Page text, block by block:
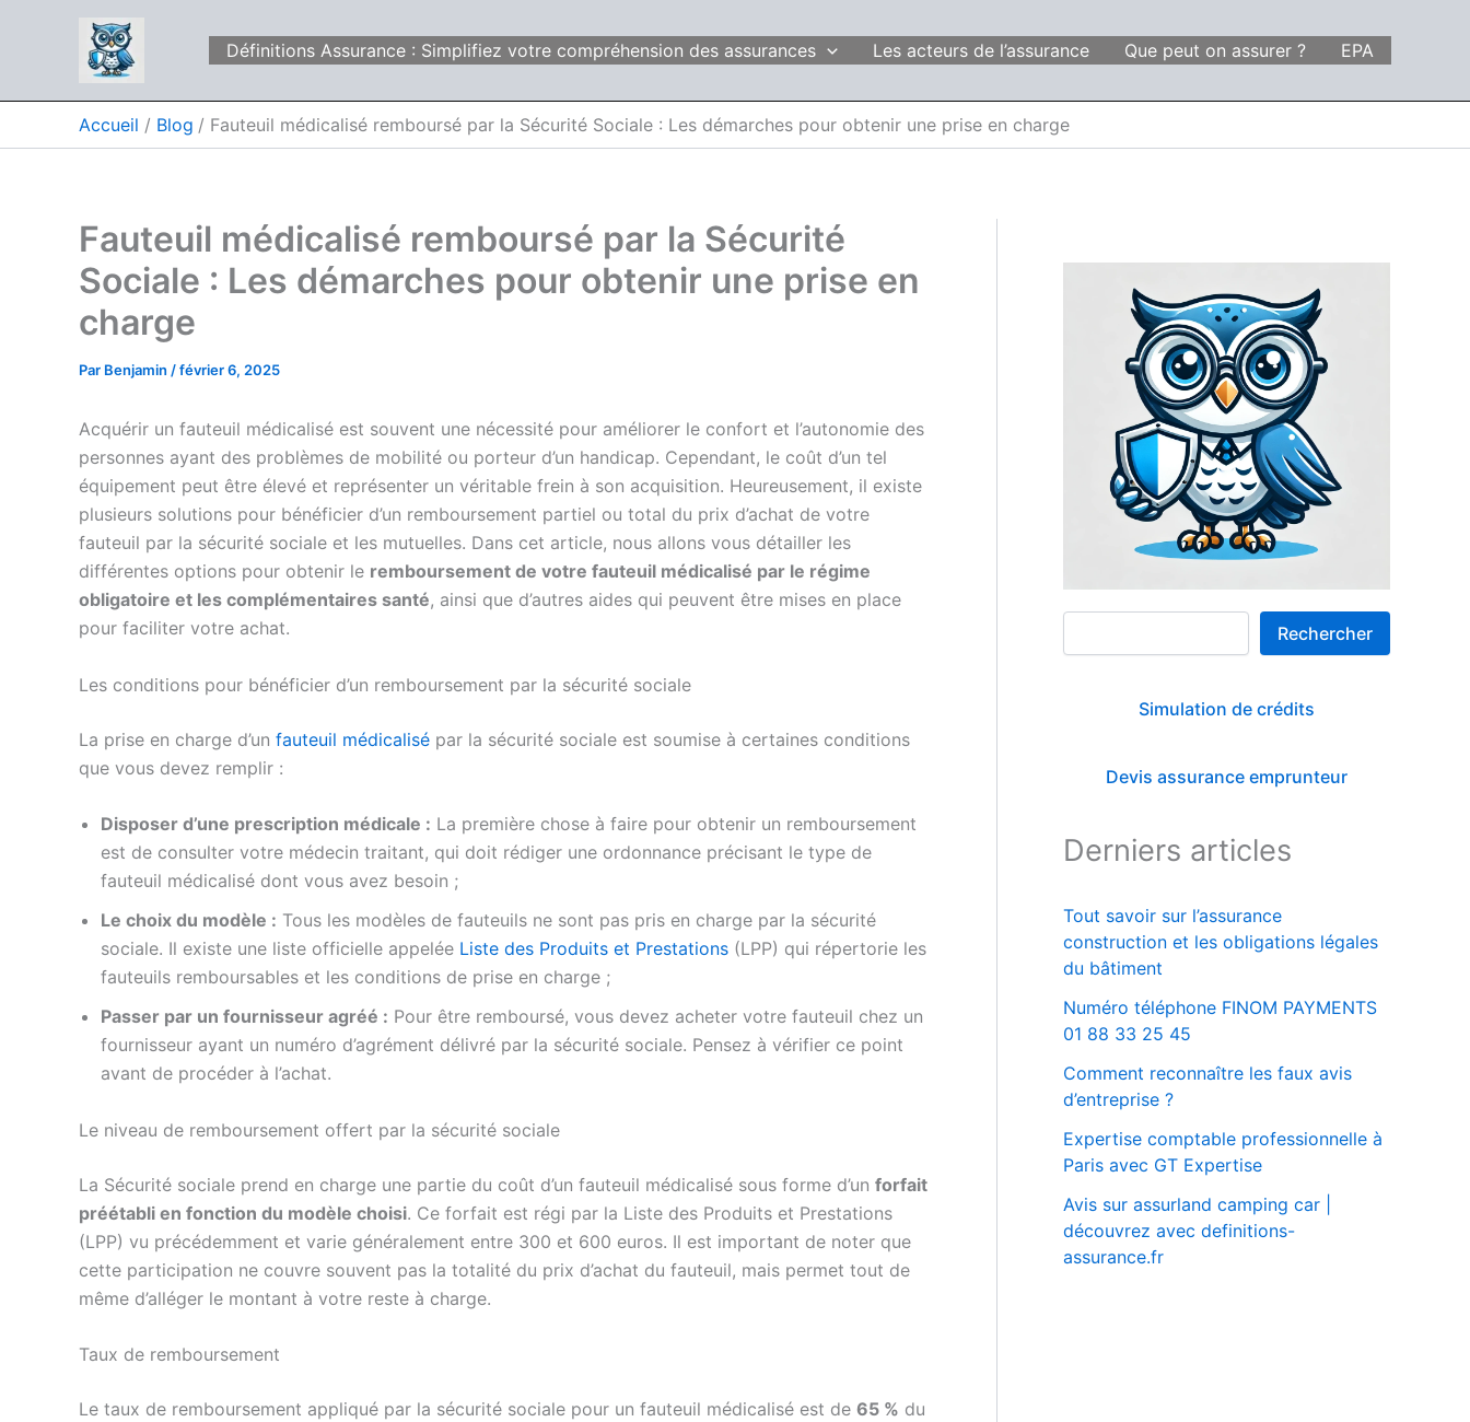
Définitions Assurance : Simplifiez votre compréhension des assurances Les acteurs de l’assurance Que peut on assurer ? EPA
Accueil Blog Fauteuil médicalisé remboursé par la Sécurité Sociale : Les démarches pour obtenir une prise en charge
Fauteuil médicalisé remboursé par la Sécurité
Sociale : Les démarches pour obtenir une prise en
charge
Par Benjamin /février 6, 2025
Acquérir un fauteuil médicalisé est souvent une nécessité pour améliorer le confort et l’autonomie des
personnes ayant des problèmes de mobilité ou porteur d’un handicap. Cependant, le coût d’un tel
équipement peut être élevé et représenter un véritable frein à son acquisition. Heureusement, il existe
plusieurs solutions pour bénéficier d’un remboursement partiel ou total du prix d’achat de votre
fauteuil par la sécurité sociale et les mutuelles. Dans cet article, nous allons vous détailler les
différentes options pour obtenir le remboursement de votre fauteuil médicalisé par le régime
obligatoire et les complémentaires santé, ainsi que d’autres aides qui peuvent être mises en place
pour faciliter votre achat.
Les conditions pour bénéficier d’un remboursement par la sécurité sociale
La prise en charge d’un fauteuil médicalisé par la sécurité sociale est soumise à certaines conditions
que vous devez remplir :
Disposer d’une prescription médicale : La première chose à faire pour obtenir un remboursement
est de consulter votre médecin traitant, qui doit rédiger une ordonnance précisant le type de
fauteuil médicalisé dont vous avez besoin ;
Le choix du modèle : Tous les modèles de fauteuils ne sont pas pris en charge par la sécurité
sociale. Il existe une liste officielle appelée Liste des Produits et Prestations (LPP) qui répertorie les
fauteuils remboursables et les conditions de prise en charge ;
Passer par un fournisseur agréé : Pour être remboursé, vous devez acheter votre fauteuil chez un
fournisseur ayant un numéro d’agrément délivré par la sécurité sociale. Pensez à vérifier ce point
avant de procéder à l’achat.
Le niveau de remboursement offert par la sécurité sociale
La Sécurité sociale prend en charge une partie du coût d’un fauteuil médicalisé sous forme d’un forfait
préétabli en fonction du modèle choisi. Ce forfait est régi par la Liste des Produits et Prestations
(LPP) vu précédemment et varie généralement entre 300 et 600 euros. Il est important de noter que
cette participation ne couvre souvent pas la totalité du prix d’achat du fauteuil, mais permet tout de
même d’alléger le montant à votre reste à charge.
Taux de remboursement
Le taux de remboursement appliqué par la sécurité sociale pour un fauteuil médicalisé est de 65 % du
Rechercher
Rechercher
Simulation de crédits
Devis assurance emprunteur
Derniers articles
Tout savoir sur l’assurance
construction et les obligations légales
du bâtiment
Numéro téléphone FINOM PAYMENTS
01 88 33 25 45
Comment reconnaître les faux avis
d’entreprise ?
Expertise comptable professionnelle à
Paris avec GT Expertise
Avis sur assurland camping car |
découvrez avec definitions-
assurance.fr